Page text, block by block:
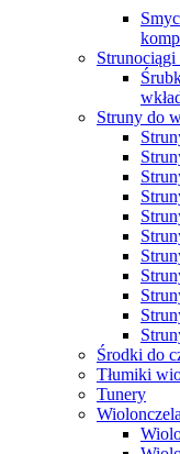
Struny do
Środki do
Tłumiki
Tunery